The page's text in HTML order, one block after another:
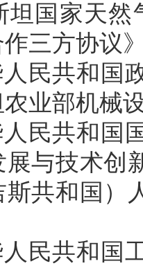
坦国家天
三方协议
民共和国
业部机械
民共和国
展与技术
斯共和国）
民共和国